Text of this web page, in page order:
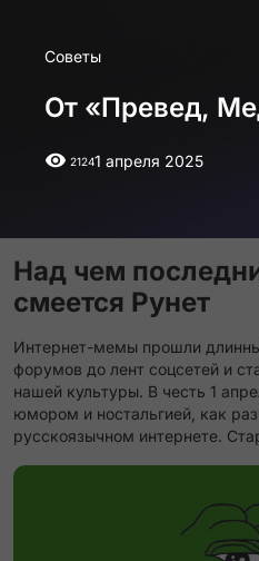
Советы
От «Превед,
21241 апреля 2025
Над чем
смеется Рунет
Интернет-мемы прошли
форумов до лент соцсетей и
нашей культуры. В честь 1
юмором и ностальгией, как
русскоязычном интернете.